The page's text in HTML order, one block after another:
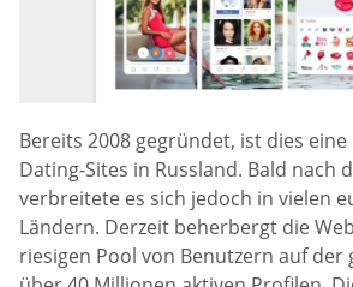
Bereits 2008 gegründet, ist dies
Dating-Sites in Russland. Bald nach
verbreitete es sich jedoch in vielen
Ländern. Derzeit beherbergt die
riesigen Pool von Benutzern auf der